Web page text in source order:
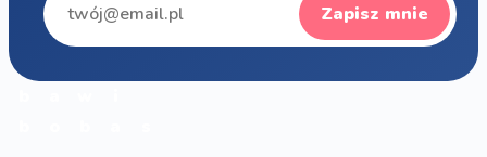
Zapisz mnie